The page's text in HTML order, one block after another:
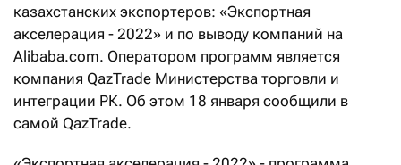
казахстанских экспортеров: «Экспортная
акселерация - 2022» и по выводу компаний на
Alibaba.com. Оператором программ является
компания QazTrade Министерства торговли и
интеграции РК. Об этом 18 января сообщили в
самой QazTrade.